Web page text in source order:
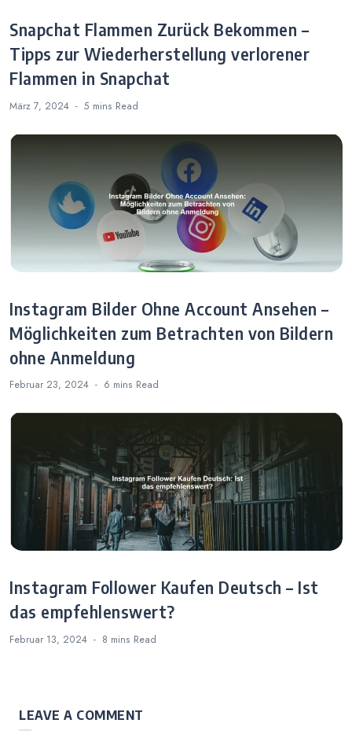
Snapchat Flammen Zurück Bekommen –
Tipps zur Wiederherstellung verlorener
Flammen in Snapchat
März 7, 2024 5 mins Read
Instagram Bilder Ohne Account Ansehen –
Möglichkeiten zum Betrachten von Bildern
ohne Anmeldung
Februar 23, 2024 6 mins Read
Instagram Follower Kaufen Deutsch – Ist
das empfehlenswert?
Februar 13, 2024 8 mins Read
LEAVE A COMMENT